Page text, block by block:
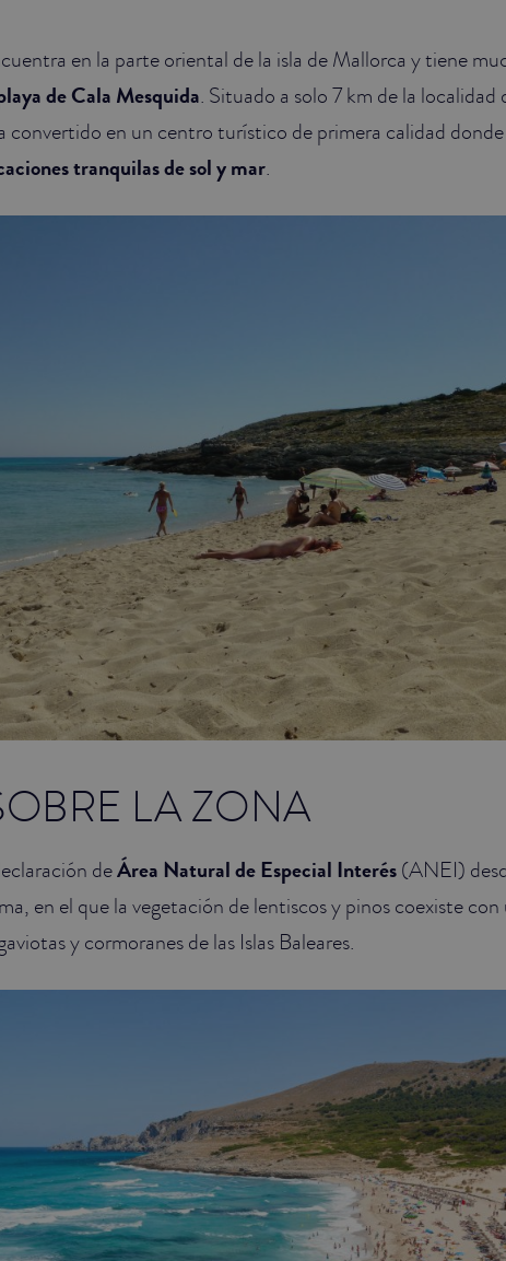
en la parte oriental de la isla de Mallorca y tiene
de Cala Mesquida. Situado a solo 7 km de la localidad
convertido en un centro turístico de primera calidad donde
tranquilas de sol y mar.
LA ZONA
deÁrea Natural de Especial Interés(ANEI)
en el que la vegetación de lentiscos y pinos coexiste con
y cormoranes de las Islas Baleares.